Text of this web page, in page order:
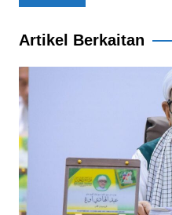
navigation
Artikel Berkaitan